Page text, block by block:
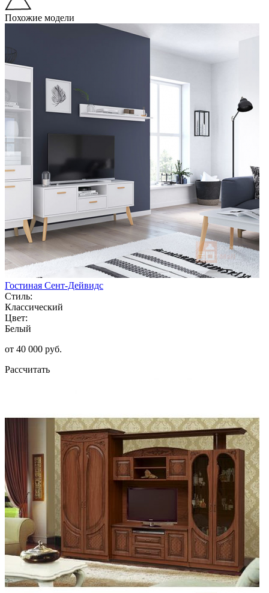
Похожие модели
Гостиная Сент-Дейвидс
Стиль:
Классический
Цвет:
Белый
от 40 000 руб.
Рассчитать